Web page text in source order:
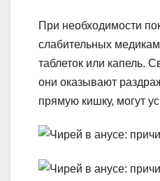
При необходимости
слабительных
таблеток или капель.
они оказывают
прямую кишку, могут